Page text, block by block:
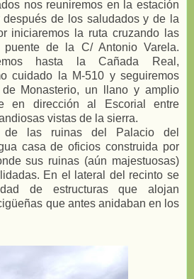
nos reuniremos en la estación
de los saludados y de la
iniciaremos la ruta cruzando las
de la C/ Antonio Varela.
hasta la Cañada Real,
cuidado la M-510 y seguiremos
Monasterio, un llano y amplio
en dirección al Escorial entre
vistas de la sierra.
de las ruinas del Palacio del
casa de oficios construida por
sus ruinas (aún majestuosas)
En el lateral del recinto se
de estructuras que alojan
que antes anidaban en los